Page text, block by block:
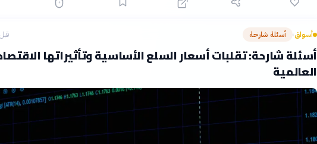
أسواق› أسئلة شارحة قبل 9
أسئلة شارحة: تقلبات أسعار السلع الأساسية وتأثيراتها
العالمية